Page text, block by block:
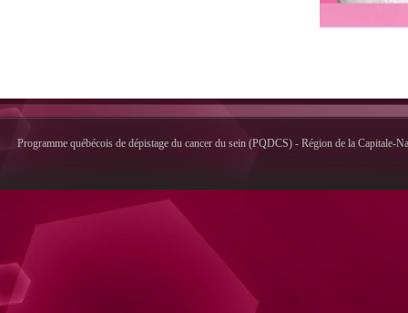
Programme québécois de dépistage du cancer du sein (PQDCS) - Région de la Capitale-